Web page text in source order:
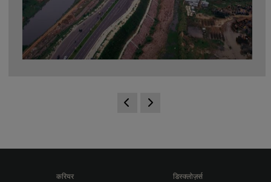
करियर
डिस्क्लोज़र्स